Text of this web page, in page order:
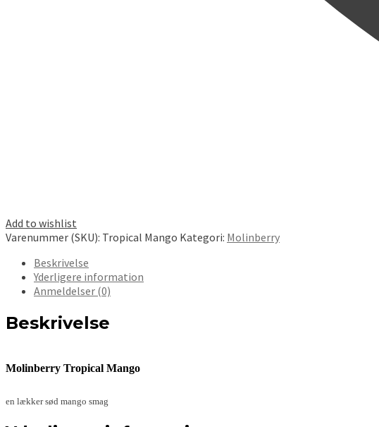
Add to wishlist
Varenummer (SKU): Tropical Mango Kategori: Molinberry
Beskrivelse
Yderligere information
Anmeldelser (0)
Beskrivelse
Molinberry Tropical Mango
en lækker sød mango smag